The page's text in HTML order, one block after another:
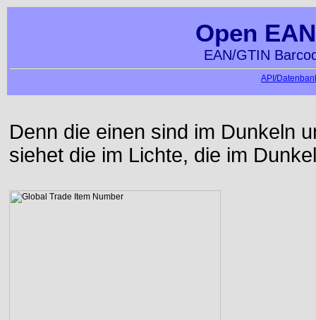
Open
EAN/GTIN
API/
Denn die einen sind im Dunkeln
siehet die im Lichte, die im